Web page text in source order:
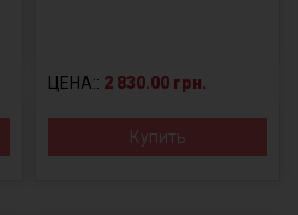
ЦЕНА:: 2 830.00 грн.
Купить